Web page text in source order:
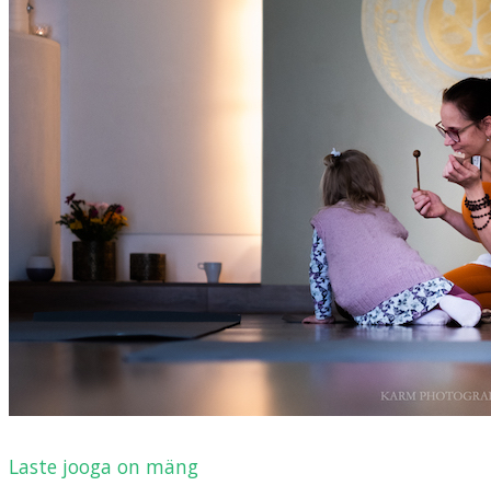
Laste jooga on mäng